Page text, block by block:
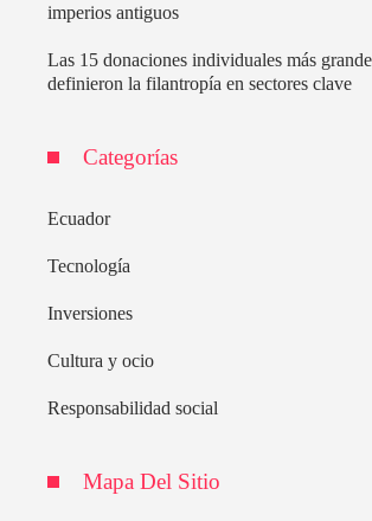
imperios antiguos
Las 15 donaciones individuales más
definieron la filantropía en sectores clave
Categorías
Ecuador
Tecnología
Inversiones
Cultura y ocio
Responsabilidad social
Mapa Del Sitio